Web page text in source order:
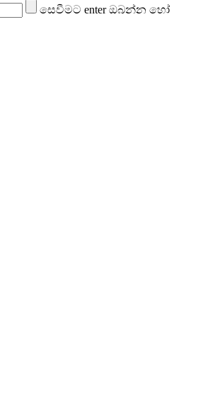
සෙවීමට enter ඔබන්න හෝ